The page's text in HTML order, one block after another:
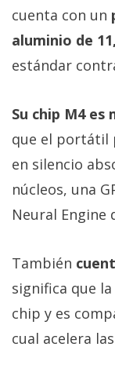
cuenta con un
aluminio de
estándar
Su chip M4 es
que el portátil
en silencio
núcleos, una
Neural Engine
También
significa que
chip y es
cual acelera